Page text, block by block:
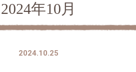
2024年10月
2024.10.25